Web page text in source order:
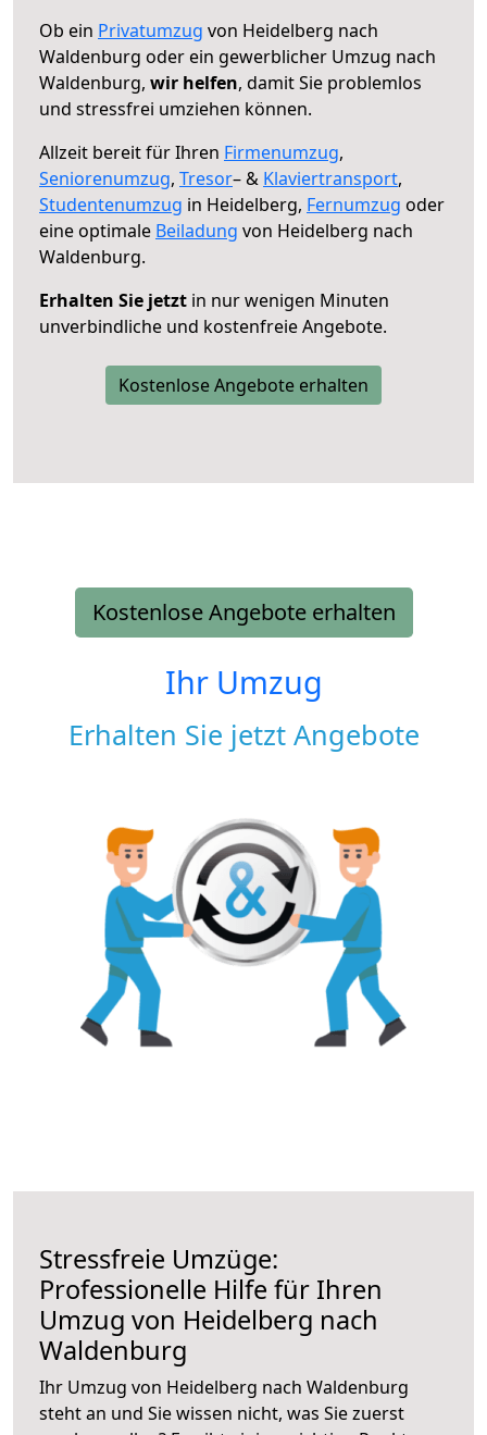
Ob ein Privatumzug von Heidelberg nach
Waldenburg oder ein gewerblicher Umzug nach
Waldenburg, wir helfen, damit Sie problemlos
und stressfrei umziehen können.
Allzeit bereit für Ihren Firmenumzug,
Seniorenumzug, Tresor– & Klaviertransport,
Studentenumzug in Heidelberg, Fernumzug oder
eine optimale Beiladung von Heidelberg nach
Waldenburg.
Erhalten Sie jetzt in nur wenigen Minuten
unverbindliche und kostenfreie Angebote.
Kostenlose Angebote erhalten
Kostenlose Angebote erhalten
Ihr Umzug
Erhalten Sie jetzt Angebote
Stressfreie Umzüge:
Professionelle Hilfe für Ihren
Umzug von Heidelberg nach
Waldenburg
Ihr Umzug von Heidelberg nach Waldenburg
steht an und Sie wissen nicht, was Sie zuerst